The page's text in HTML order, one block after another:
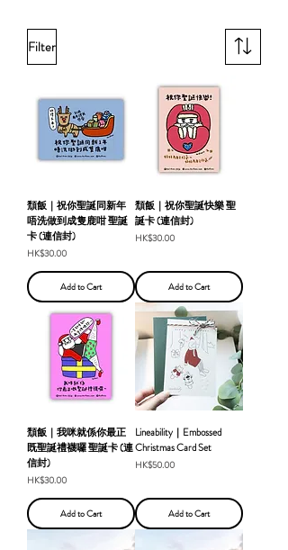
Filter
頹飯｜祝你聖誕同新年
唔洗做到成隻鹿咁 聖誕
卡 (連信封)
Price
HK$30.00
Add to Cart
頹飯｜祝你聖誕快樂 聖
誕卡 (連信封)
Price
HK$30.00
Add to Cart
頹飯｜我咪就係你最正
既聖誕禮襪囉 聖誕卡 (連
信封)
Price
HK$30.00
Add to Cart
Lineability｜Embossed
Christmas Card Set
Price
HK$50.00
Add to Cart